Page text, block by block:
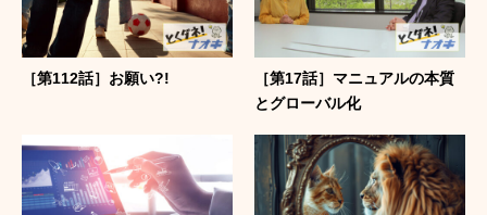
［第112話］お願い?!
［第17話］マニュアルの本質
とグローバル化